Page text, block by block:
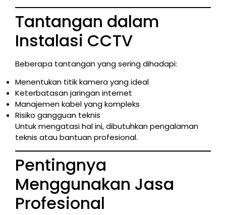
Tantangan dalam
Instalasi CCTV
Beberapa tantangan yang sering dihadapi:
Menentukan titik kamera yang ideal
Keterbatasan jaringan internet
Manajemen kabel yang kompleks
Risiko gangguan teknis
Untuk mengatasi hal ini, dibutuhkan pengalaman
teknis atau bantuan profesional.
Pentingnya
Menggunakan Jasa
Profesional